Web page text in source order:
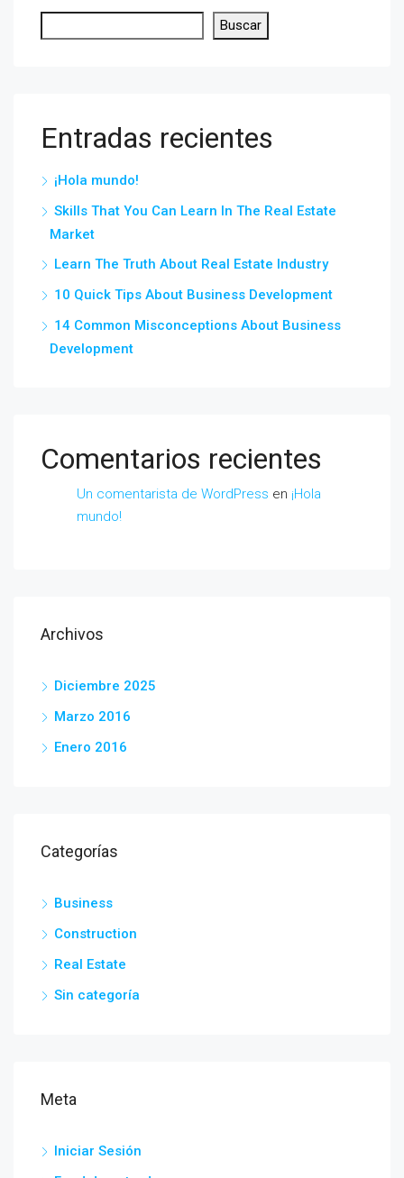
Buscar
Entradas recientes
¡Hola mundo!
Skills That You Can Learn In The Real Estate
Market
Learn The Truth About Real Estate Industry
10 Quick Tips About Business Development
14 Common Misconceptions About Business
Development
Comentarios recientes
Un comentarista de WordPress en ¡Hola
mundo!
Archivos
Diciembre 2025
Marzo 2016
Enero 2016
Categorías
Business
Construction
Real Estate
Sin categoría
Meta
Iniciar Sesión